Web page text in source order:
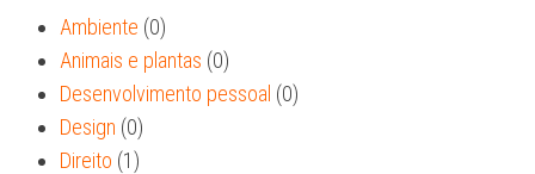
Ambiente (0)
Animais e plantas (0)
Desenvolvimento pessoal (0)
Design (0)
Direito (1)